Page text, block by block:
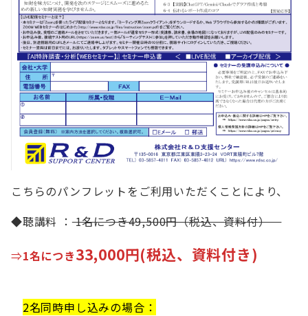
こちらのパンフレットをご利用いただくことにより、
◆聴講料 ：1名につき49,500円（税込、資料付）
⇒1名につき33,000円(税込、資料付き)
2名同時申し込みの場合：